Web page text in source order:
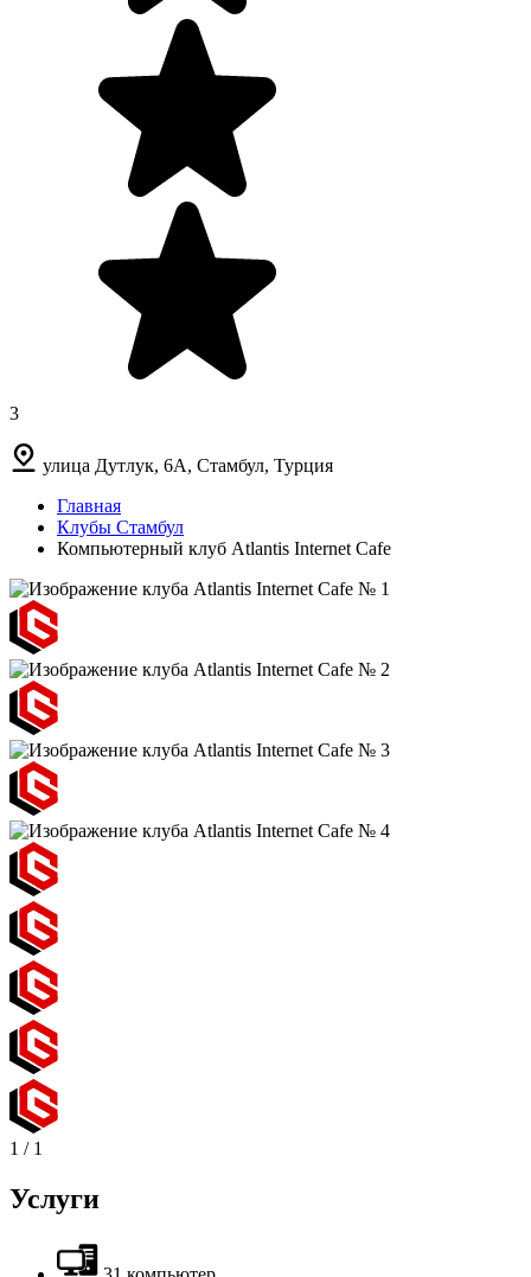
3
улица Дутлук, 6A, Стамбул, Турция
Главная
Клубы Стамбул
Компьютерный клуб Atlantis Internet Cafe
1 / 1
Услуги